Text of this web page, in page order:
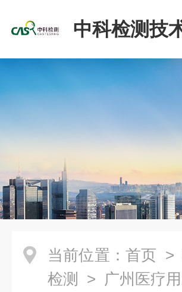
中科检测技
份有限公司
当前位置： 首页 >
检测
> 广州医疗